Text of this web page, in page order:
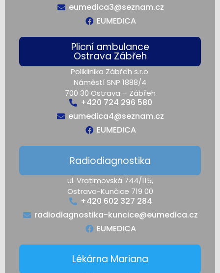
eumedica3@seznam.cz
EUMEDICA
Plicní ambulance
Ostrava Zábřeh
Poliklinika Zábřeh s.r.o.
Náměstí SNP 1888/4
700 30 Ostrava – Zábřeh
+420 724 296 580
eumedica4@seznam.cz
EUMEDICA
Radiodiagnostika
ul. Vratimovská 744/115,
Ostrava-Kunčice 719 00
+420 602 327 284
radiodiagnostika-kuncice@eumedica.cz
EUMEDICA
Lékárna Mariana